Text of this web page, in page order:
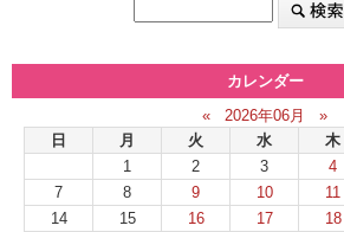
カレンダー
«
2026年06月
»
日
月 火 水 木
1
2 3 4
7
8 9 10 11
14
15 16 17 18